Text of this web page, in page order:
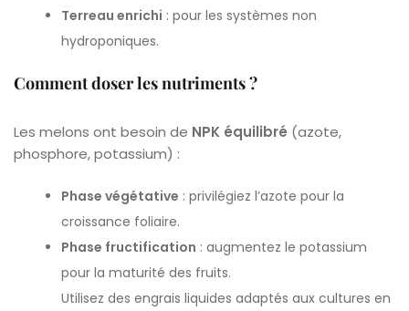
Terreau enrichi : pour les systèmes non
hydroponiques.
Comment doser les nutriments ?
Les melons ont besoin de NPK équilibré (azote,
phosphore, potassium) :
Phase végétative : privilégiez l’azote pour la
croissance foliaire.
Phase fructification : augmentez le potassium
pour la maturité des fruits.
Utilisez des engrais liquides adaptés aux cultures en